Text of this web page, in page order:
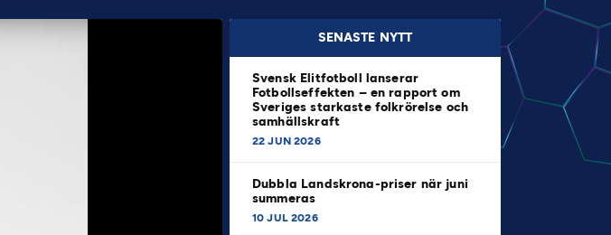
SENASTE NYTT
Svensk Elitfotboll lanserar
Fotbollseffekten – en rapport om
Sveriges starkaste folkrörelse och
samhällskraft
22 JUN 2026
Dubbla Landskrona-priser när juni
summeras
10 JUL 2026